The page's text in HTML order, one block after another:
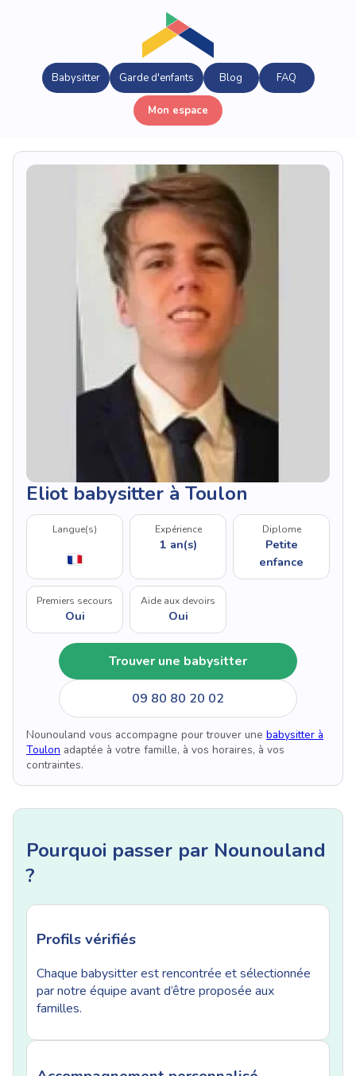
Babysitter Garde d'enfants Blog FAQ
Mon espace
Eliot babysitter à Toulon
Langue(s) Expérience
1 an(s)
Diplome
Petite
enfance
Premiers secours
Oui
Aide aux devoirs
Oui
Trouver une babysitter
09 80 80 20 02
Nounouland vous accompagne pour trouver une babysitter à
Toulon adaptée à votre famille, à vos horaires, à vos
contraintes.
Pourquoi passer par Nounouland
?
Profils vérifiés
Chaque babysitter est rencontrée et sélectionnée
par notre équipe avant d’être proposée aux
familles.